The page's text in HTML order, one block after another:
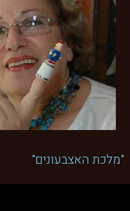
"מלכת האצבעונים"